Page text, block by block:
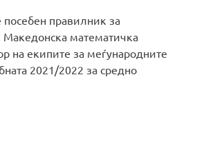
правилник за
Македонска математичка
на екипите за меѓународните
2021/2022 за средно